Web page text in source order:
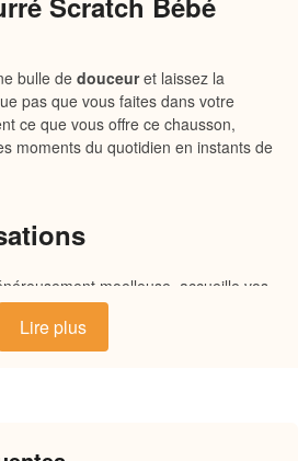
bulle de douceuret laissez la
pas que vous faites dans votre
ce que vous offre ce chausson,
moments du quotidien en instants de
moelleuse, accueille vos
tandis que l’extérieur en
la forme du pied sans jamais le
et antidérapante, offre une bonne
Lire plus